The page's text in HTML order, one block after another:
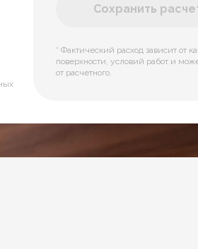
Сохранить
* Фактический расход зависит от
поверхности, условий работ и
от расчетного.